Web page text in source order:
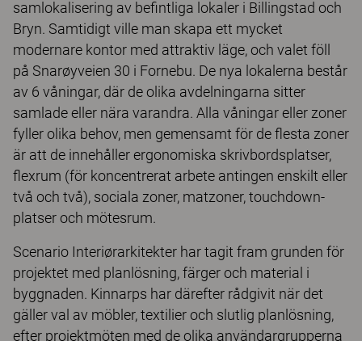
samlokalisering av befintliga lokaler i Billingstad och
Bryn. Samtidigt ville man skapa ett mycket
modernare kontor med attraktiv läge, och valet föll
på Snarøyveien 30 i Fornebu. De nya lokalerna består
av 6 våningar, där de olika avdelningarna sitter
samlade eller nära varandra. Alla våningar eller zoner
fyller olika behov, men gemensamt för de flesta zoner
är att de innehåller ergonomiska skrivbordsplatser,
flexrum (för koncentrerat arbete antingen enskilt eller
två och två), sociala zoner, matzoner, touchdown-
platser och mötesrum.
Scenario Interiørarkitekter har tagit fram grunden för
projektet med planlösning, färger och material i
byggnaden. Kinnarps har därefter rådgivit när det
gäller val av möbler, textilier och slutlig planlösning,
efter projektmöten med de olika användargrupperna